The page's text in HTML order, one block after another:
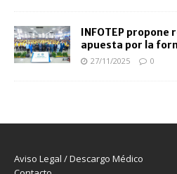
INFOTEP
apuesta por la
27/11/2025 0
Aviso Legal / Descargo Médico